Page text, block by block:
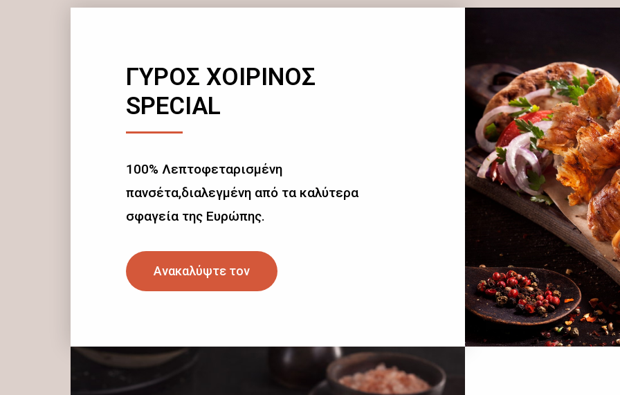
ΓΥΡΟΣ ΧΟΙΡΙΝΟΣ
SPECIAL
100% Λεπτοφεταρισμένη
πανσέτα,διαλεγμένη από τα καλύτερα
σφαγεία της Ευρώπης.
Ανακαλύψτε τον